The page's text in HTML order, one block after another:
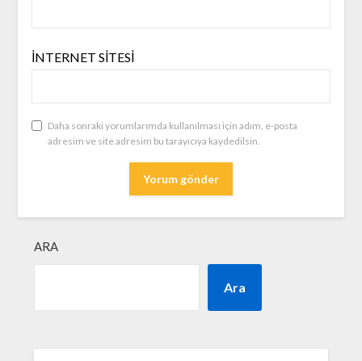
İNTERNET SITESI
Daha sonraki yorumlarımda kullanılması için adım, e-posta
adresim ve site adresim bu tarayıcıya kaydedilsin.
ARA
Ara